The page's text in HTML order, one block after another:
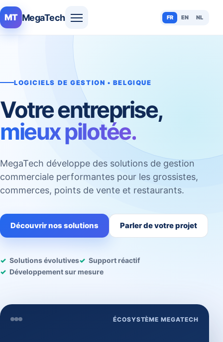
MT MegaTech FR EN NL
LOGICIELS DE GESTION • BELGIQUE
Votre entreprise,
mieux pilotée.
MegaTech développe des solutions de gestion
commerciale performantes pour les grossistes,
commerces, points de vente et restaurants.
Découvrir nos solutions Parler de votre projet
Solutions évolutives
Support réactif
Développement sur mesure
ÉCOSYSTÈME MEGATECH